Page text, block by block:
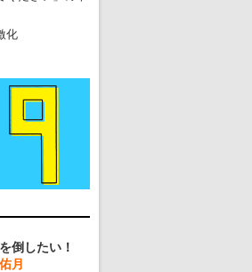
化
倒したい！
月